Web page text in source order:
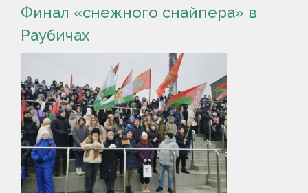
Финал «снежного снайпера» в
Раубичах